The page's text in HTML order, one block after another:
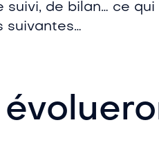
suivi, de bilan… ce
suivantes…